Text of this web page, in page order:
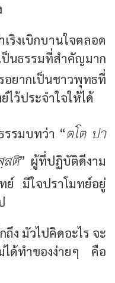
งเบิกบานใจตลอด
ธรรมที่สำคัญมาก
อยากเป็นชาวพุทธที่
ไว้ประจำใจให้ได้
รรมบทว่า “ตโต ปา
ติ” ผู้ที่ปฏิบัติดีงาม
ย์ มีใจปราโมทย์อยู่
ง มัวไปคิดอะไร จะ
ด้ทำของง่ายๆ คือ